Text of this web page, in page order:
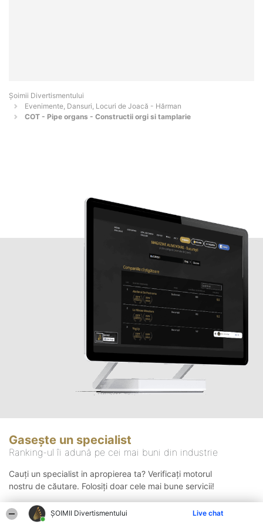
ŞOIMII Divertismentului Live chat
Şoimii Divertismentului
Evenimente, Dansuri, Locuri de Joacă - Hărman
COT - Pipe organs - Constructii orgi si tamplarie
Gasește un specialist
Ranking-ul îi adună pe cei mai buni din industrie
Cauți un specialist in apropierea ta? Verificați motorul
nostru de căutare. Folosiți doar cele mai bune servicii!